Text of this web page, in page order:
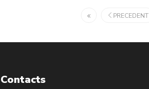
PRECEDENT
Contacts